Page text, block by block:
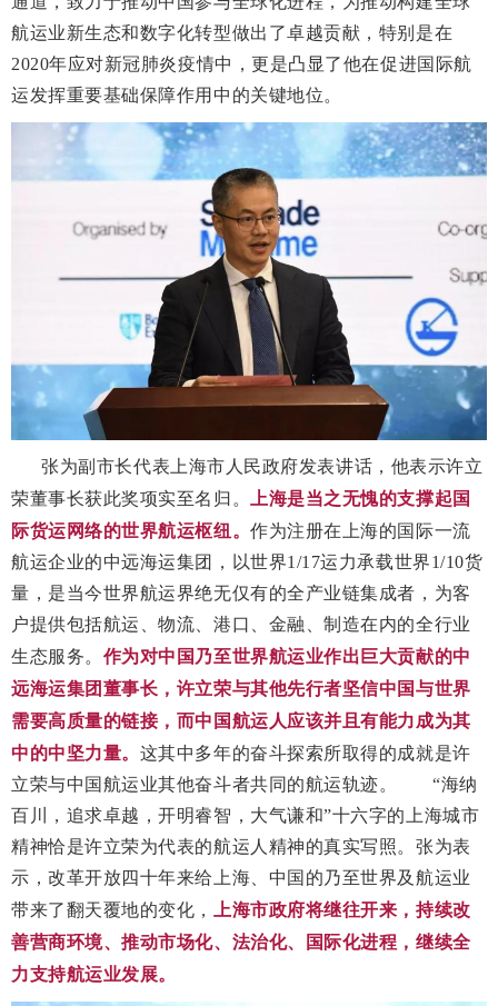
航运业新生态和数字化转型做出了卓越贡献，特别是在
2020年应对新冠肺炎疫情中，更是凸显了他在促进国际航
运发挥重要基础保障作用中的关键地位。
张为副市长代表上海市人民政府发表讲话，他表示许立
荣董事长获此奖项实至名归。
上海是当之无愧的支撑起国
际货运网络的世界航运枢纽。作为注册在上海的国际一流
航运企业的中远海运集团，以世界1/17运力承载世界1/10货
量，是当今世界航运界绝无仅有的全产业链集成者，为客
户提供包括航运、物流、港口、金融、制造在内的全行业
生态服务。 作为对中国乃至世界航运业作出巨大贡献的中
远海运集团董事长，许立荣与其他先行者坚信中国与世界
需要高质量的链接，而中国航运人应该并且有能力成为其
中的中坚力量。 这其中多年的奋斗探索所取得的成就是许
立荣与中国航运业其他奋斗者共同的航运轨迹。 “海纳
百川，追求卓越，开明睿智，大气谦和”十六字的上海城市
精神恰是许立荣为代表的航运人精神的真实写照。张为表
示，改革开放四十年来给上海、中国的乃至世界及航运业
带来了翻天覆地的变化，
上海市政府将继往开来，持续改
善营商环境、推动市场化、法治化、国际化进程，继续全
力支持航运业发展。